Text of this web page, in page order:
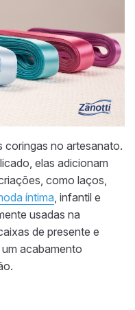
coringas no artesanato.
elas adicionam
como laços,
íntima , infantil e
usadas na
de presente e
um acabamento